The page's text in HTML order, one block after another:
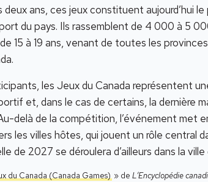
ans, ces jeux constituent aujourd’hui le
du pays. Ils rassemblent de 4 000 à 5
15 à 19 ans, venant de toutes les
les Jeux du Canada représentent
et, dans le cas de certains, la dernière
delà de la compétition, l’événement met
les villes hôtes, qui jouent un rôle central
de 2027 se déroulera d’ailleurs dans la
du Canada (Canada Games) » de L’Encyclopédie